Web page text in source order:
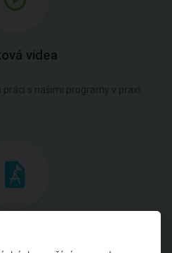
videa
s našimi programy v praxi.
manuály